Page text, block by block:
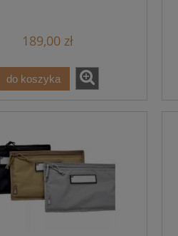
189,00 zł
do koszyka